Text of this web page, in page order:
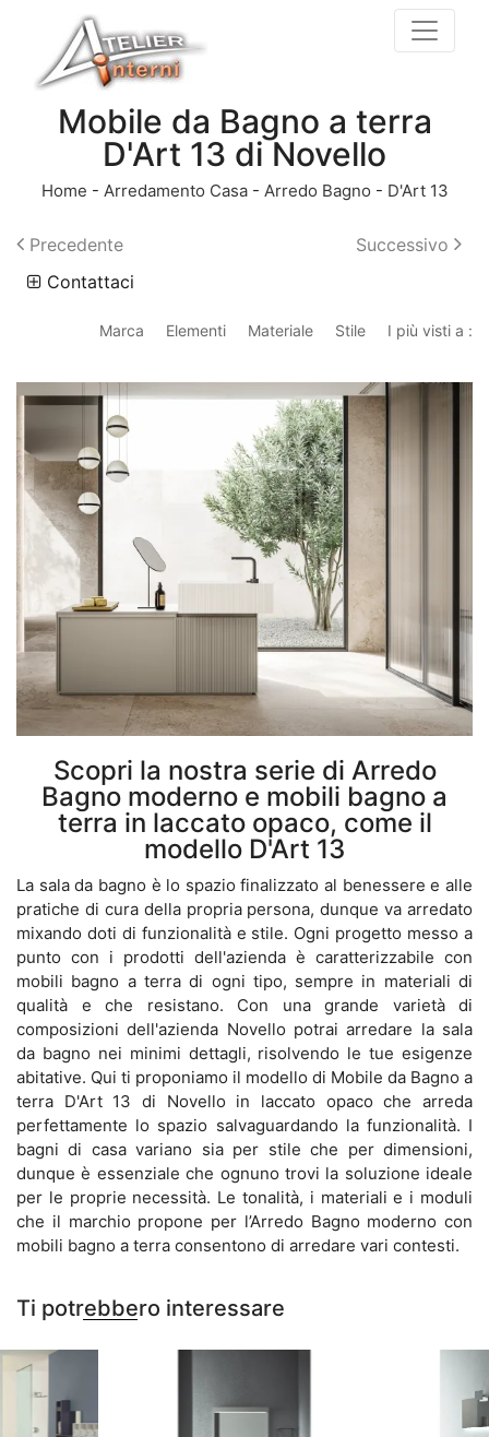
Mobile da Bagno a terra
D'Art 13 di Novello
Home - Arredamento Casa- Arredo Bagno - D'Art 13
Precedente
Successivo
Contattaci
Marca Elementi Materiale Stile I più visti a :
Scopri la nostra serie di Arredo
Bagno moderno e mobili bagno a
terra in laccato opaco, come il
modello D'Art 13
La sala da bagno è lo spazio finalizzato al benessere e alle
pratiche di cura della propria persona, dunque va arredato
mixando doti di funzionalità e stile. Ogni progetto messo a
punto con i prodotti dell'azienda è caratterizzabile con
mobili bagno a terra di ogni tipo, sempre in materiali di
qualità e che resistano. Con una grande varietà di
composizioni dell'azienda Novello potrai arredare la sala
da bagno nei minimi dettagli, risolvendo le tue esigenze
abitative. Qui ti proponiamo il modello di Mobile da Bagno a
terra D'Art 13 di Novello in laccato opaco che arreda
perfettamente lo spazio salvaguardando la funzionalità. I
bagni di casa variano sia per stile che per dimensioni,
dunque è essenziale che ognuno trovi la soluzione ideale
per le proprie necessità. Le tonalità, i materiali e i moduli
che il marchio propone per l’Arredo Bagno moderno con
mobili bagno a terra consentono di arredare vari contesti.
Ti potrebbero interessare